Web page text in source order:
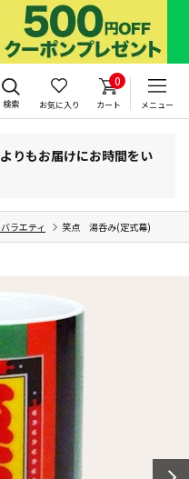
検索 お気に入り
0
カート メニュー
りもお届けにお時間をい
ラエティ 笑点 湯呑み(定式幕)